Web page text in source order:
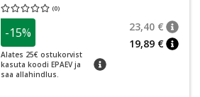
50 мл
(0)
Средняя оценка 0.00
-15%
Alates 25€ ostukorvist
kasuta koodi EPAEV ja
saa allahindlus.
nõuanne
23,40 €
19,89 €